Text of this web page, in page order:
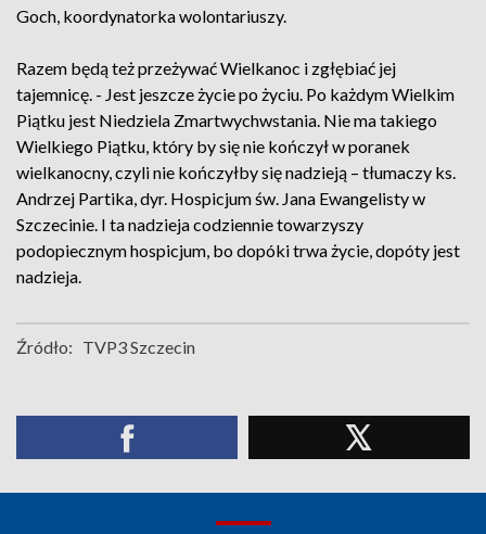
Goch, koordynatorka wolontariuszy.
Razem będą też przeżywać Wielkanoc i zgłębiać jej
tajemnicę. - Jest jeszcze życie po życiu. Po każdym Wielkim
Piątku jest Niedziela Zmartwychwstania. Nie ma takiego
Wielkiego Piątku, który by się nie kończył w poranek
wielkanocny, czyli nie kończyłby się nadzieją – tłumaczy ks.
Andrzej Partika, dyr. Hospicjum św. Jana Ewangelisty w
Szczecinie. I ta nadzieja codziennie towarzyszy
podopiecznym hospicjum, bo dopóki trwa życie, dopóty jest
nadzieja.
Źródło: TVP3 Szczecin